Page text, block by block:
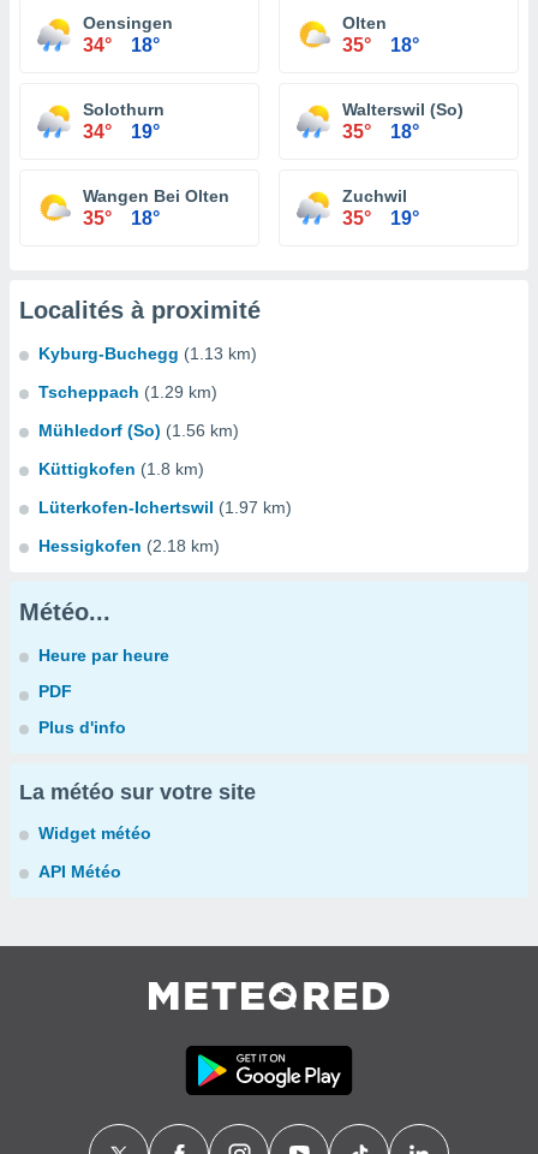
Oensingen
34° 18°
Olten
35° 18°
Solothurn
34° 19°
Walterswil (So)
35° 18°
Wangen Bei Olten
35° 18°
Zuchwil
35° 19°
Localités à proximité
Kyburg-Buchegg (1.13 km)
Tscheppach (1.29 km)
Mühledorf (So) (1.56 km)
Küttigkofen (1.8 km)
Lüterkofen-Ichertswil (1.97 km)
Hessigkofen (2.18 km)
Météo...
Heure par heure
PDF
Plus d'info
La météo sur votre site
Widget météo
API Météo